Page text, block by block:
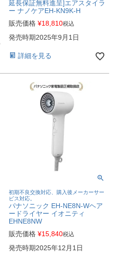
延長保証無料進呈]エアスタイラ
ー ナノケアEH-KN9K-H
販売価格 ¥18,810税込
発売時期2025年9月1日
詳細を見る
初期不良交換対応、購入後メーカーサー
ビス対応。
パナソニック EH-NE8N-Wヘア
ードライヤー イオニティ
EHNE8NW
販売価格 ¥15,840税込
発売時期2025年12月1日